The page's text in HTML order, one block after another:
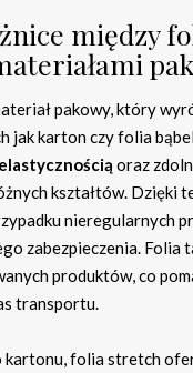
między
pakowy, który
jak karton czy folia
elastycznością oraz
kształtów. Dzięki
nieregularnych
zabezpieczenia. Folia
produktów, co
transportu.
kartonu, folia stretch